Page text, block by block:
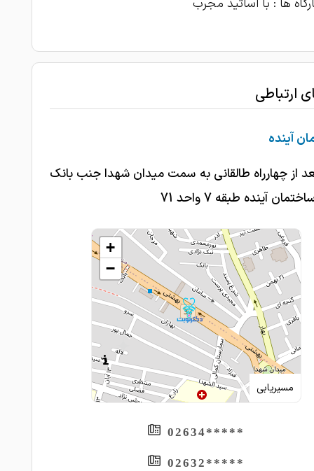
ها : با اساتید مجرب
ارتباطی
آینده
از چهارراه طالقانی به سمت میدان شهدا جنب بانک
آینده طبقه 7 واحد 71
مسیریابی
+
−
*****02634
*****02632